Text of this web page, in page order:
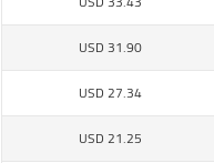
31.90
USD
27.34
USD
21.25
USD